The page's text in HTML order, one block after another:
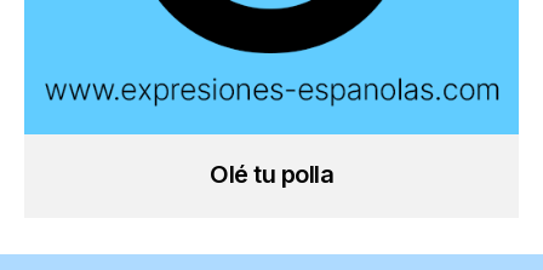
Olé tu polla